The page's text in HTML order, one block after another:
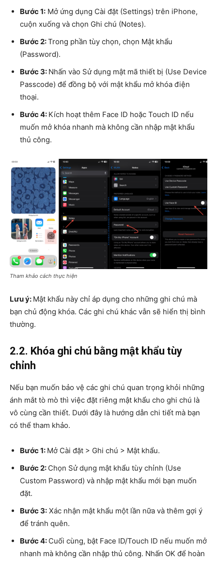
Bước 1: Mở ứng dụng Cài đặt (Settings) trên iPhone,
cuộn xuống và chọn Ghi chú (Notes).
Bước 2:Trong phần tùy chọn, chọn Mật khẩu
(Password).
Bước 3: Nhấn vào Sử dụng mật mã thiết bị (Use Device
Passcode) để đồng bộ với mật khẩu mở khóa điện
thoại.
Bước 4: Kích hoạt thêm Face ID hoặc Touch ID nếu
muốn mở khóa nhanh mà không cần nhập mật khẩu
thủ công.
Tham khảo cách thực hiện
Lưu ý: Mật khẩu này chỉ áp dụng cho những ghi chú mà
bạn chủ động khóa. Các ghi chú khác vẫn sẽ hiển thị bình
thường.
2.2. Khóa ghi chú bằng mật khẩu tùy
chỉnh
Nếu bạn muốn bảo vệ các ghi chú quan trọng khỏi những
ánh mắt tò mò thì việc đặt riêng mật khẩu cho ghi chú là
vô cùng cần thiết. Dưới đây là hướng dẫn chi tiết mà bạn
có thể tham khảo.
Bước 1: Mở Cài đặt > Ghi chú > Mật khẩu.
Bước 2: Chọn Sử dụng mật khẩu tùy chỉnh (Use
Custom Password) và nhập mật khẩu mới bạn muốn
đặt.
Bước 3: Xác nhận mật khẩu một lần nữa và thêm gợi ý
để tránh quên.
Bước 4: Cuối cùng, bật Face ID/Touch ID nếu muốn mở
nhanh mà không cần nhập thủ công. Nhấn OK để hoàn